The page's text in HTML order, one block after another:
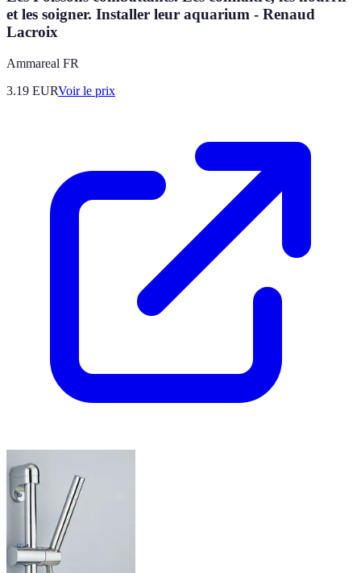
et les soigner. Installer leur aquarium - Renaud
Lacroix
Ammareal FR
3.19 EURVoir le prix